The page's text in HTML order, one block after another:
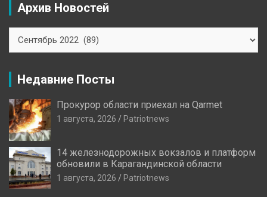
Архив Новостей
Новостей
Недавние Посты
Прокурор области приехал на Qarmet
1 августа, 2026 Patriotnews
14 железнодорожных вокзалов и платформ
обновили в Карагандинской области
1 августа, 2026 Patriotnews